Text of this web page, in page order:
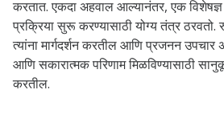
करतात. एकदा अहवाल आल्यानंतर, एक
प्रक्रिया सुरू करण्यासाठी योग्य तंत्र ठरवतो.
त्यांना मार्गदर्शन करतील आणि प्रजनन उपचार
आणि सकारात्मक परिणाम मिळविण्यासाठी
करतील.